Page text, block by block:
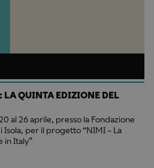
QUINTA EDIZIONE DEL
al 26 aprile, presso la Fondazione
Isola, per il progetto “NIMI – La
in Italy”